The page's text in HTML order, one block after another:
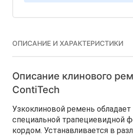
ОПИСАНИЕ И ХАРАКТЕРИСТИКИ
Описание клинового
ContiTech
Узкоклиновой ремень
специальной трапециевидной
кордом. Устанавливается в